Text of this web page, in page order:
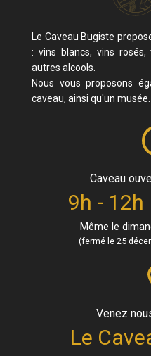
Le Caveau Bugiste
: vins blancs, vins
autres alcools.
Nous vous proposons
caveau, ainsi qu'un musée.
Caveau
9h - 12h
Même le
(fermé le 25
Venez
Le